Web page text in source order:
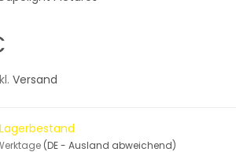
Versand
(DE - Ausland abweichend)